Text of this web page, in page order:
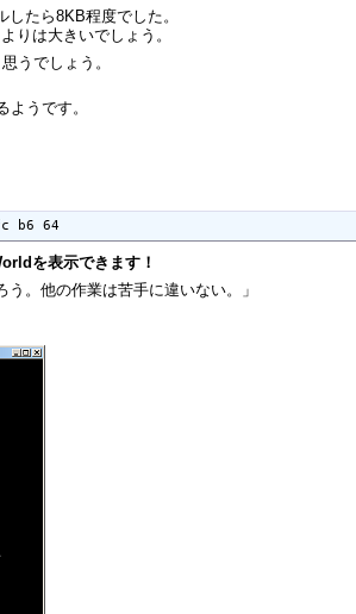
たら8KB程度でした。
りは大きいでしょう。
うでしょう。
うです。
b6 64
を表示できます！
。他の作業は苦手に違いない。」